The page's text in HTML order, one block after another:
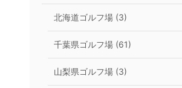
北海道ゴルフ場 (3)
千葉県ゴルフ場 (61)
山梨県ゴルフ場 (3)